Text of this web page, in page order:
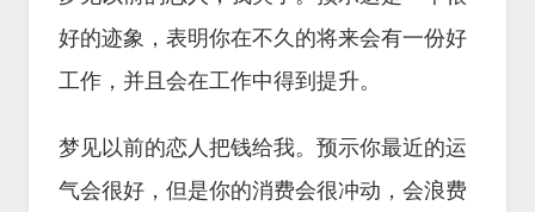
好的迹象，表明你在不久的将来会有一份好
工作，并且会在工作中得到提升。
梦见以前的恋人把钱给我。预示你最近的运
气会很好，但是你的消费会很冲动，会浪费